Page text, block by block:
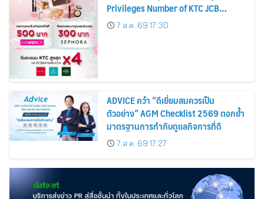
Privileges Number of KTC JCB
Cardmembers Spending on
Cosmetics Rises 26%
7 ส.ค. 69 17:30
ADVICE คว้า “ดีเยี่ยมสมควรเป็น
ตัวอย่าง” AGM Checklist 2569 ตอกย้ำ
มาตรฐานการกำกับดูแลกิจการที่ดี
7 ส.ค. 69 17:27